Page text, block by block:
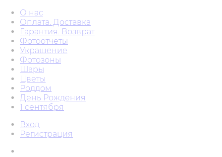
О нас
Оплата. Доставка
Гарантия. Возврат
Фотоотчеты
Украшение
Фотозоны
Шары
Цветы
Роддом
День Рождения
1 сентября
Вход
Регистрация